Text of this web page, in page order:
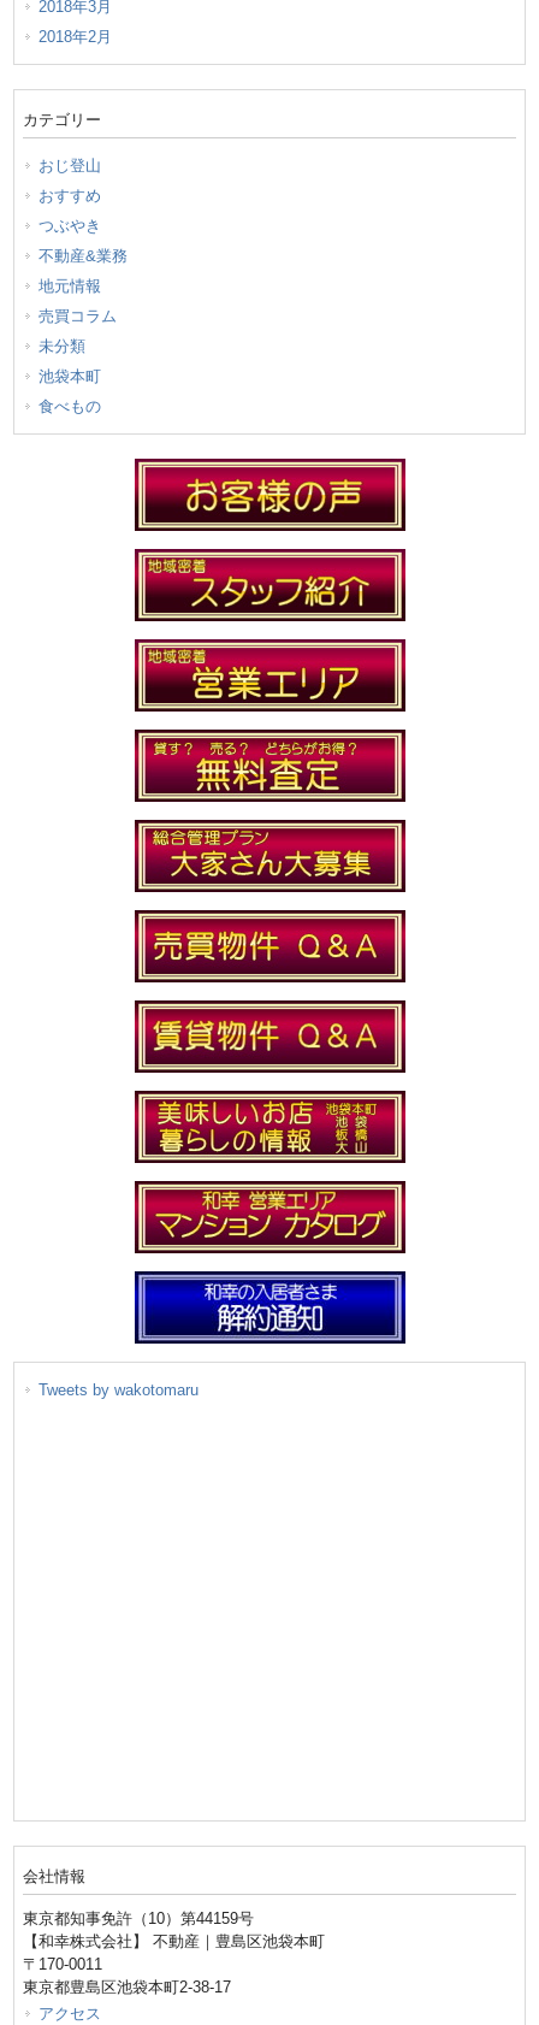
2018年3月
2018年2月
カテゴリー
おじ登山
おすすめ
つぶやき
不動産&業務
地元情報
売買コラム
未分類
池袋本町
食べもの
Tweets by wakotomaru
会社情報
東京都知事免許（10）第44159号
【和幸株式会社】 不動産｜豊島区池袋本町
〒170-0011
東京都豊島区池袋本町2-38-17
アクセス